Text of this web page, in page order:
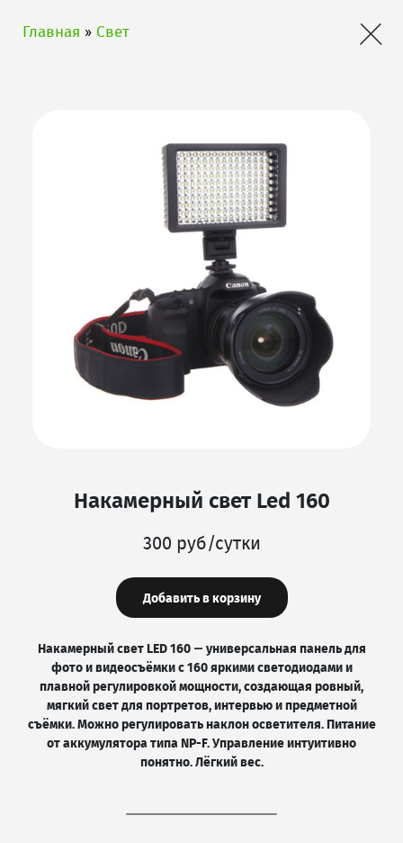
Главная » Свет ×
Накамерный свет Led 160
300 руб/сутки
Добавить в корзину
Накамерный свет LED 160 — универсальная панель для
фото и видеосъёмки с 160 яркими светодиодами и
плавной регулировкой мощности, создающая ровный,
мягкий свет для портретов, интервью и предметной
съёмки. Можно регулировать наклон осветителя. Питание
от аккумулятора типа NP-F. Управление интуитивно
понятно. Лёгкий вес.